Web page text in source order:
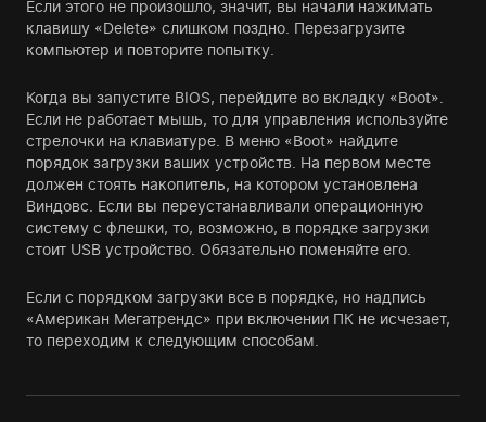
Если этого не произошло, значит, вы начали нажимать
клавишу «Delete» слишком поздно. Перезагрузите
компьютер и повторите попытку.
Когда вы запустите BIOS, перейдите во вкладку «Boot».
Если не работает мышь, то для управления используйте
стрелочки на клавиатуре. В меню «Boot» найдите
порядок загрузки ваших устройств. На первом месте
должен стоять накопитель, на котором установлена
Виндовс. Если вы переустанавливали операционную
систему с флешки, то, возможно, в порядке загрузки
стоит USB устройство. Обязательно поменяйте его.
Если с порядком загрузки все в порядке, но надпись
«Американ Мегатрендс» при включении ПК не исчезает,
то переходим к следующим способам.